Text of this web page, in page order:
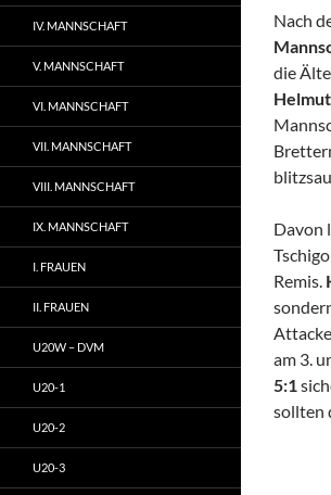
Nach
die
Davon
Remis.
am 3.
5:1
sollten
IV. MANNSCHAFT
V. MANNSCHAFT
VI. MANNSCHAFT
VII. MANNSCHAFT
VIII. MANNSCHAFT
IX. MANNSCHAFT
I. FRAUEN
II. FRAUEN
U20W – DVM
U20-1
U20-2
U20-3